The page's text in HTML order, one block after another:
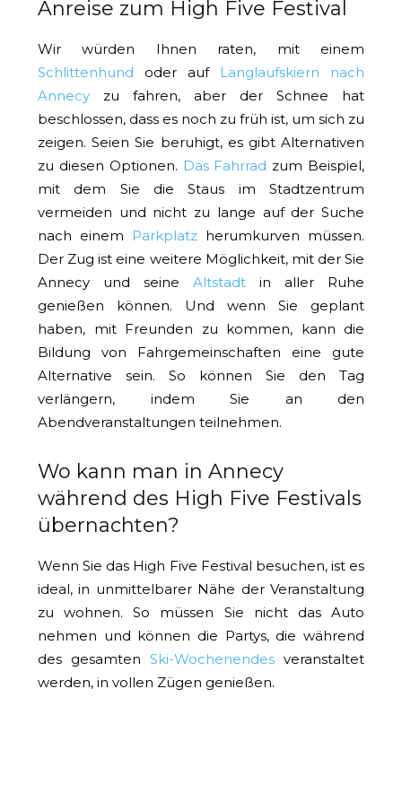
Anreise zum High Five Festival
Wir würden Ihnen raten, mit einem
Schlittenhund oder auf Langlaufskiern
nach
Annecy zu fahren, aber der Schnee hat
beschlossen, dass es noch zu früh ist, um sich zu
zeigen. Seien Sie beruhigt, es gibt Alternativen
zu diesen Optionen. Das Fahrrad zum Beispiel,
mit dem Sie die Staus im Stadtzentrum
vermeiden und nicht zu lange auf der Suche
nach einem
Parkplatz herumkurven müssen.
Der Zug ist eine weitere Möglichkeit, mit der Sie
Annecy und seine Altstadt in aller Ruhe
genießen können. Und wenn Sie geplant
haben, mit Freunden zu kommen, kann die
Bildung von Fahrgemeinschaften eine gute
Alternative sein. So können Sie den Tag
verlängern, indem Sie an den
Abendveranstaltungen teilnehmen.
Wo kann man in Annecy
während des High Five Festivals
übernachten?
Wenn Sie das High Five Festival besuchen, ist es
ideal, in unmittelbarer Nähe der Veranstaltung
zu wohnen. So müssen Sie nicht das Auto
nehmen und können die Partys, die während
des gesamten Ski-Wochenendes veranstaltet
werden, in vollen Zügen genießen.